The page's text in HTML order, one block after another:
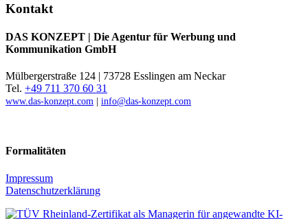
Kontakt
DAS KONZEPT | Die Agentur für Werbung und
Kommunikation GmbH
Mülbergerstraße 124 | 73728 Esslingen am Neckar
Tel. +49 711 370 60 31
www.das-konzept.com info@das-konzept.com
Formalitäten
Impressum
Datenschutzerklärung